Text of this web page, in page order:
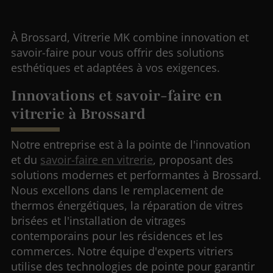
À Brossard, Vitrerie MK combine innovation et
savoir-faire pour vous offrir des solutions
esthétiques et adaptées à vos exigences.
Innovations et savoir-faire en
vitrerie à Brossard
Notre entreprise est à la pointe de l'innovation
et du savoir-faire en vitrerie, proposant des
solutions modernes et performantes à Brossard.
Nous excellons dans le remplacement de
thermos énergétiques, la réparation de vitres
brisées et l'installation de vitrages
contemporains pour les résidences et les
commerces. Notre équipe d'experts vitriers
utilise des technologies de pointe pour garantir